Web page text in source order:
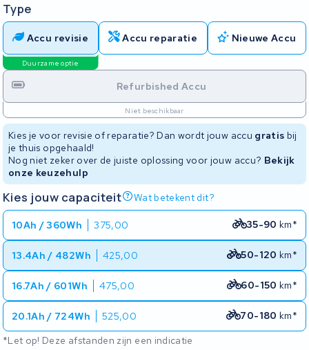
Type
Accu revisie
Duurzame optie
Accu reparatie Nieuwe Accu
Refurbished Accu
Niet beschikbaar
Kies je voor revisie of reparatie? Dan wordt jouw accu gratis bij
je thuis opgehaald!
Nog niet zeker over de juiste oplossing voor jouw accu? Bekijk
onze keuzehulp
Kies jouw capaciteit Wat betekent dit?
10Ah / 360Wh 375,00 35-90 km*
13.4Ah / 482Wh 425,00 50-120 km*
16.7Ah / 601Wh 475,00 60-150 km*
20.1Ah / 724Wh 525,00 70-180 km*
*Let op! Deze afstanden zijn een indicatie